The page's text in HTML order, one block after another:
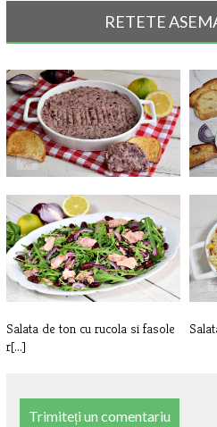
RETETE
Pasta de fasole rosie si ton
rosie
Salata de ton cu rucola si fasole
r[...]
Trimiteți un comentariu